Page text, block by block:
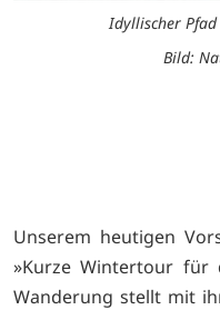
Idyllischer Pfad
Bild:
Unserem heutigen
»Kurze Wintertour für
Wanderung stellt mit